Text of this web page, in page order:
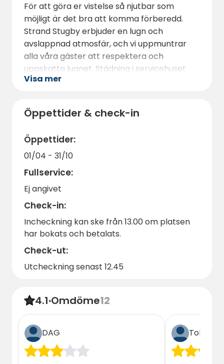
För att göra er vistelse så njutbar som
möjligt är det bra att komma förberedd.
Strand Stugby erbjuder en lugn och
avslappnad atmosfär, och vi uppmuntrar
alla våra gäster att respektera och
uppskatta lugnet. Städning i servicehuset
sker veckovis, men vi ber alla våra gäster
en trevlig miljö för alla.
tid vid havet och i naturen.
Välkomna till Strand Stugby – er oas i Norra
Bohuslän, där varje besök blir ett minne för
livet.
Visa mer
Öppettider & check-in
Öppettider:
01/04 - 31/10
Fullservice:
Ej angivet
Check-in:
Incheckning kan ske från 13.00 om platsen
har bokats och betalats.
Check-ut:
Utcheckning senast 12.45
4.1·Omdöme12
DAG Tobias